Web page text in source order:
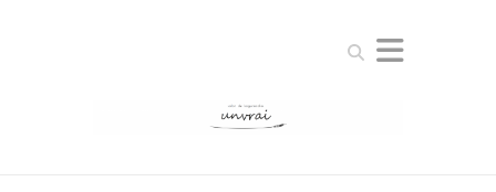
Search